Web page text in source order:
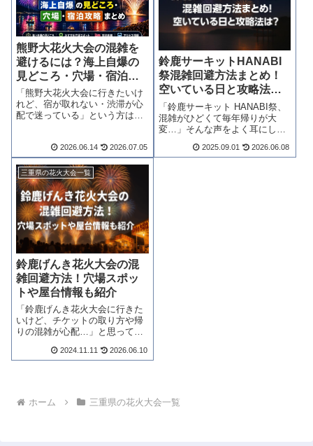
熊野大花火大会の混雑を
避けるには？海上自爆の
見どころ・穴場・宿泊攻
略まとめ
「熊野大花火大会に行きたいけ
れど、宿が取れない・渋滞が心
配で迷っている」という方は多
早期手配と、お昼までの現地入
りで当日の快適さが大きく変わ
ります。海上自爆の見どころ・
穴場・アクセス・...
2026.06.14 2026.07.05
鈴鹿サーキットHANABI
祭混雑回避方法まとめ！
空いている日と攻略法
は？
「鈴鹿サーキット HANABI祭、
混雑がひどくて毎年帰りが大
変…」そんな声をよく耳にしま
場スタイルの選び方と帰路のタ
2025.09.01 2026.06.08
三重県の花火大会一覧
鈴鹿げんき花火大会の混
雑回避方法！穴場スポッ
トや屋台情報も紹介
「鈴鹿げんき花火大会に行きた
いけど、チケットの取り方や帰
りの混雑が心配…」と思ってい
か。結論からお伝えすると、こ
ら時間帯別の混雑...
2024.11.11 2026.06.10
ホーム 三重県の花火大会一覧